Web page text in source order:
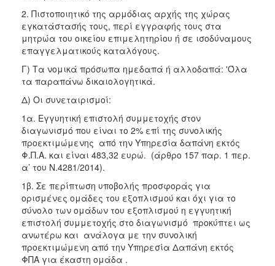
2. Πιστοποιητικό της αρμόδιας αρχής της χώρας
εγκατάστασής τους, περί εγγραφής τους στα
μητρώα του οικείου επιμελητηρίου ή σε ισοδύναμους
επαγγελματικούς καταλόγους.
Γ) Τα νομικά πρόσωπα ημεδαπά ή αλλοδαπά: 'Όλα
τα παραπάνω δικαιολογητικά.
Δ) Οι συνεταιρισμοί:
1α. Εγγυητική επιστολή συμμετοχής στον
διαγωνισμό που είναι το 2% επί της συνολικής
προεκτιμώμενης από την Υπηρεσία δαπάνη εκτός
Φ.Π.Α. και είναι 483,32 ευρώ. (άρθρο 157 παρ. 1 περ.
α’ του Ν.4281/2014).
1β. Σε περίπτωση υποβολής προσφοράς για
ορισμένες ομάδες του εξοπλισμού και όχι για το
σύνολο των ομάδων του εξοπλισμού η εγγυητική
επιστολή συμμετοχής στο διαγωνισμό προκύπτει ως
ανωτέρω και ανάλογα με την συνολική
προεκτιμώμενη από την Υπηρεσία Δαπάνη εκτός
ΦΠΑ για έκαστη ομάδα .